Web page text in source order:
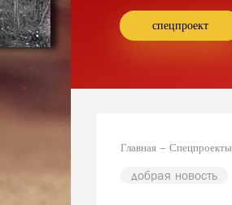
спецпроект
Главная Спецпроекты
добрая новость